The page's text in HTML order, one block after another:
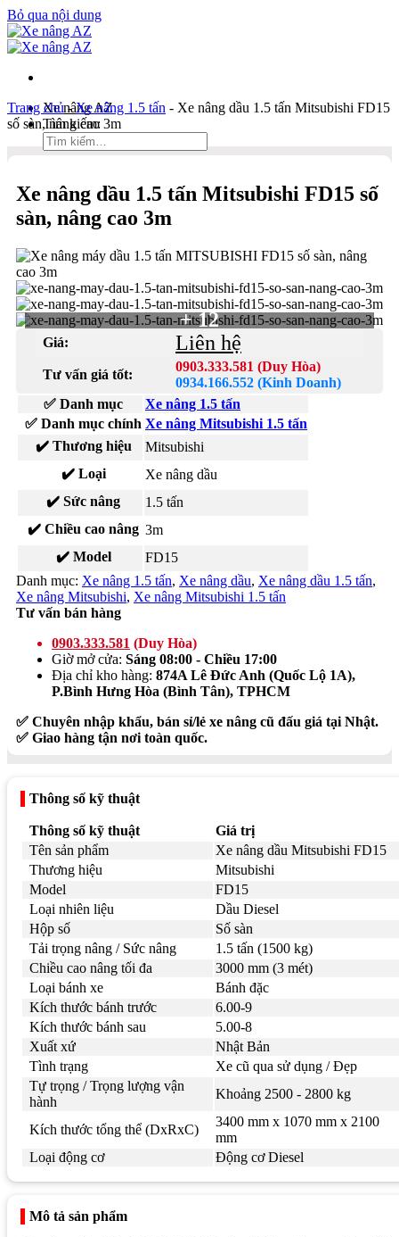
Bỏ qua nội dung
Xe nâng AZ
Tìm kiếm:
Duy Hòa
0903 333 581
Kinh Doanh
0934 166 552
Bản đồ
Liên hệ
Tìm kiếm:
Trang chủ-Xe nâng 1.5 tấn - Xe nâng dầu 1.5 tấn Mitsubishi FD15
số sàn, nâng cao 3m
Xe nâng dầu 1.5 tấn Mitsubishi FD15 số
sàn, nâng cao 3m
+ 12
Giá: Liên hệ
Tư vấn giá tốt:
0903.333.581 (Duy Hòa)
0934.166.552 (Kinh Doanh)
✅ Danh mục
Xe nâng 1.5 tấn
✅ Danh mục chính Xe nâng Mitsubishi 1.5 tấn
✔️ Thương hiệu
Mitsubishi
✔️ Loại
Xe nâng dầu
✔️ Sức nâng
1.5 tấn
✔️ Chiều cao nâng 3m
✔️ Model
FD15
Danh mục: Xe nâng 1.5 tấn, Xe nâng dầu, Xe nâng dầu 1.5 tấn,
Xe nâng Mitsubishi, Xe nâng Mitsubishi 1.5 tấn
Tư vấn bán hàng
0903.333.581 (Duy Hòa)
Giờ mở cửa: Sáng 08:00 - Chiều 17:00
Địa chỉ kho hàng: 874A Lê Đức Anh (Quốc Lộ 1A),
P.Bình Hưng Hòa (Bình Tân), TPHCM
✅ Chuyên nhập khẩu, bán sỉ/lẻ xe nâng cũ đấu giá tại Nhật.
✅ Giao hàng tận nơi toàn quốc.
Thông số kỹ thuật
Thông số kỹ thuật
Giá trị
Tên sản phẩm
Xe nâng dầu Mitsubishi FD15
Thương hiệu
Mitsubishi
Model
FD15
Loại nhiên liệu
Dầu Diesel
Hộp số
Số sàn
Tải trọng nâng / Sức nâng
1.5 tấn (1500 kg)
Chiều cao nâng tối đa
3000 mm (3 mét)
Loại bánh xe
Bánh đặc
Kích thước bánh trước
6.00-9
Kích thước bánh sau
5.00-8
Xuất xứ
Nhật Bản
Tình trạng
Xe cũ qua sử dụng / Đẹp
Tự trọng / Trọng lượng vận
hành
Khoảng 2500 - 2800 kg
Kích thước tổng thể (DxRxC)
3400 mm x 1070 mm x 2100
mm
Loại động cơ
Động cơ Diesel
Mô tả sản phẩm